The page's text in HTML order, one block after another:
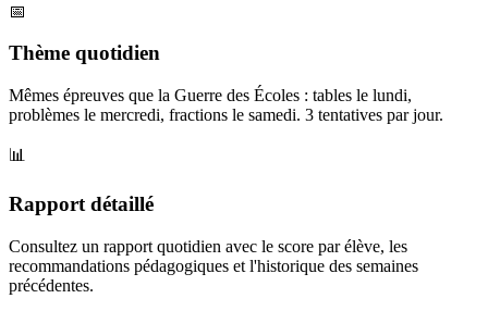
📅
Thème quotidien
Mêmes épreuves que la Guerre des Écoles : tables le lundi,
problèmes le mercredi, fractions le samedi. 3 tentatives par jour.
📊
Rapport détaillé
Consultez un rapport quotidien avec le score par élève, les
recommandations pédagogiques et l'historique des semaines
précédentes.